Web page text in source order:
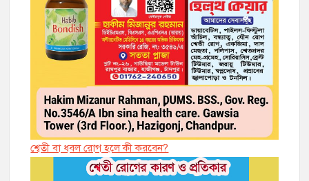
শ্বেতী বা ধবল রোগ হলে কী করবেন?